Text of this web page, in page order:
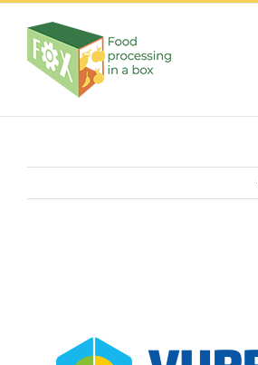
Skip
content